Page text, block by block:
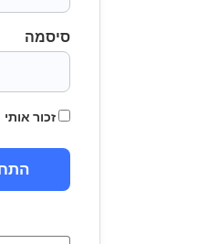
סיסמה
זכור אותי